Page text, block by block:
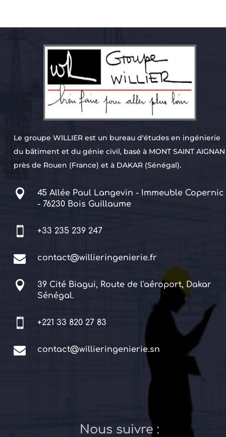
Le groupe WILLIER est un bureau d'études en ingénierie
du bâtiment et du génie civil, basé à MONT SAINT AIGNAN
près de Rouen (France) et à DAKAR (Sénégal).

45 Allée Paul Langevin - Immeuble Copernic
- 76230 Bois Guillaume
 +33 235 239 247
 contact@willieringenierie.fr

39 Cité Biagui, Route de l'aéroport, Dakar
Sénégal.
 +221 33 820 27 83
 contact@willieringenierie.sn
Nous suivre :